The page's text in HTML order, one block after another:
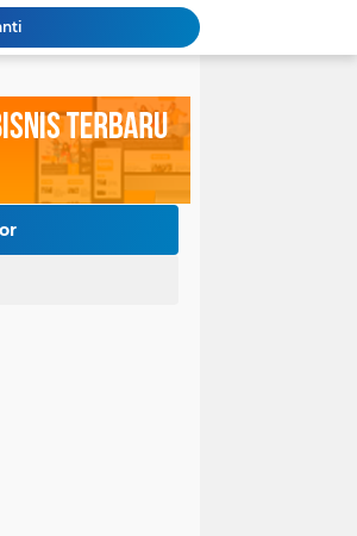
Hj Nurlis
Diduga Cemarkan Nama Baik, Seorang Pengacara dan Konten Kreator Dilaporkan ke Polrestabes Medan
Polresta Deliserdang Tangkap Dua Laki-laki Pelaku Penyalahgunaan Narkoba
Ditembak OTK
di Sejumlah SPBU
Objektif dan Adil